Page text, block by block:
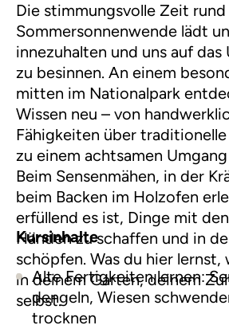
Die stimmungsvolle Zeit
Sommersonnenwende lädt
innezuhalten und uns auf
zu besinnen. An einem
mitten im Nationalpark
Wissen neu – von
Fähigkeiten über
zu einem achtsamen
Beim Sensenmähen, in der
beim Backen im Holzofen
erfüllend es ist, Dinge mit
Händen zu schaffen und in
schöpfen. Was du hier
in deinem Garten, deinem
selbst.
Kursinhalte
Alte Fertigkeiten lernen:
dengeln, Wiesen
trocknen